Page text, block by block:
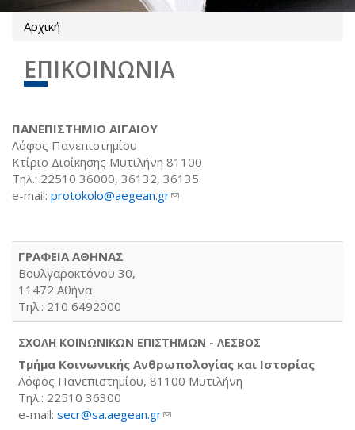
Είστε εδώ
Αρχική
ΕΠΙΚΟΙΝΩΝΙΑ
ΠΑΝΕΠΙΣΤΗΜΙΟ ΑΙΓΑΙΟΥ
Λόφος Πανεπιστημίου
Κτίριο Διοίκησης Μυτιλήνη 81100
Τηλ.: 22510 36000, 36132, 36135
e-mail: protokolo@aegean.gr(link sends e-mail)
ΓΡΑΦΕΙΑ ΑΘΗΝΑΣ
Βουλγαροκτόνου 30,
11472 Αθήνα
Τηλ.: 210 6492000
ΣΧΟΛΗ ΚΟΙΝΩΝΙΚΩΝ ΕΠΙΣΤΗΜΩΝ - ΛΕΣΒΟΣ
Τμήμα Κοινωνικής Ανθρωπολογίας και Ιστορίας
Λόφος Πανεπιστημίου, 81100 Μυτιλήνη
Τηλ.: 22510 36300
e-mail: secr@sa.aegean.gr(link sends e-mail)